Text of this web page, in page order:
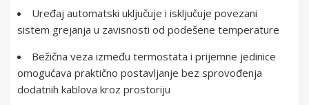
Uređaj automatski uključuje i isključuje povezani
sistem grejanja u zavisnosti od podešene temperature
Bežična veza između termostata i prijemne jedinice
omogućava praktično postavljanje bez sprovođenja
dodatnih kablova kroz prostoriju